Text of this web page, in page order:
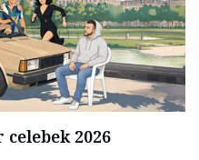
2026